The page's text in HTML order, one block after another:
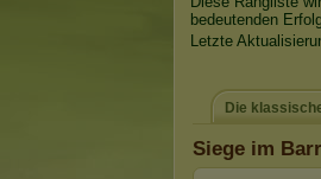
bedeutenden
Letzte
Die
Siege im